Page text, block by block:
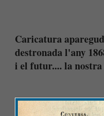
Caricatura
destronada l'any
i el futur.... la